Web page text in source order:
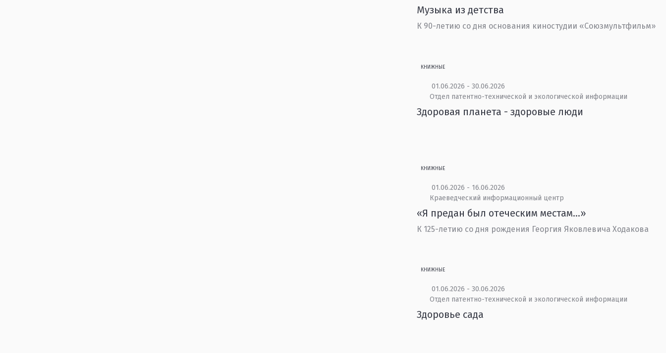
Музыка из детства
К 90-летию со дня основания киностудии «Союзмультфильм»
КНИЖНЫЕ
01.06.2026 - 30.06.2026
Отдел патентно-технической и экологической информации
Здоровая планета - здоровые люди
КНИЖНЫЕ
01.06.2026 - 16.06.2026
Краеведческий информационный центр
«Я предан был отеческим местам...»
К 125-летию со дня рождения Георгия Яковлевича Ходакова
КНИЖНЫЕ
01.06.2026 - 30.06.2026
Отдел патентно-технической и экологической информации
Здоровье сада